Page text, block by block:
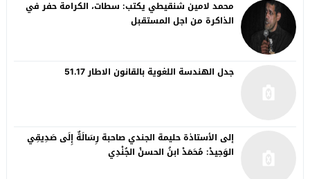
محمد لامين شنقيطي يكتب: سطات، الكرامة حفر في
الذاكرة من اجل المستقبل
جدل الهندسة اللغوية بالقانون الاطار 51.17
إلى الأستاذة حليمة الجندي صاحبة رِسَالَةٌ إِلَى صَدِيقِي
الوَحِيدْ: مُحَمَدْ ابنُ الحسنْ الجُنْدِي